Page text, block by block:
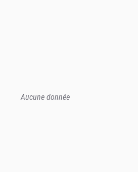
Aucune donnée